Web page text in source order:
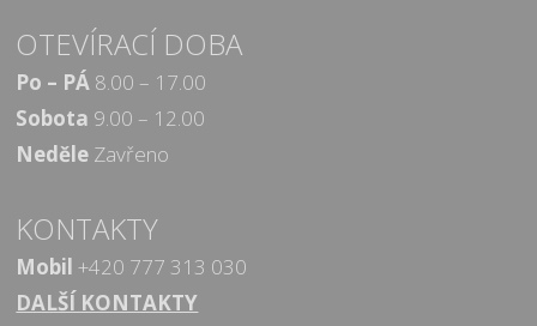
OTEVÍRACÍ DOBA
Po – PÁ 8.00 – 17.00
Sobota 9.00 – 12.00
Neděle Zavřeno
KONTAKTY
Mobil +420 777 313 030
DALŠÍ KONTAKTY